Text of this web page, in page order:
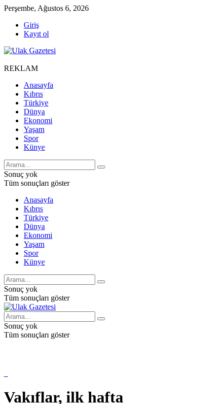
Perşembe, Ağustos 6, 2026
Giriş
Kayıt ol
REKLAM
Anasayfa
Kıbrıs
Türkiye
Dünya
Ekonomi
Yaşam
Spor
Künye
Sonuç yok
Tüm sonuçları göster
Anasayfa
Kıbrıs
Türkiye
Dünya
Ekonomi
Yaşam
Spor
Künye
Sonuç yok
Tüm sonuçları göster
Sonuç yok
Tüm sonuçları göster
Vakıflar, ilk hafta